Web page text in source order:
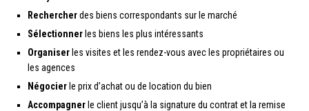
Rechercherdes biens correspondants sur le marché
Sélectionnerles biens les plus intéressants
Organiserles visites et les rendez-vous avec les propriétaires ou
les agences
Négocierle prix d’achat ou de location du bien
Accompagnerle client jusqu’à la signature du contrat et la remise